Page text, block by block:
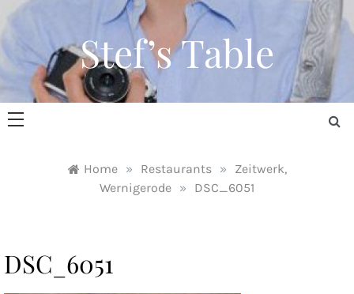
Skip
content
Stef’s Table
Home » Restaurants »
Zeitwerk,
Wernigerode » DSC_6051
DSC_6051